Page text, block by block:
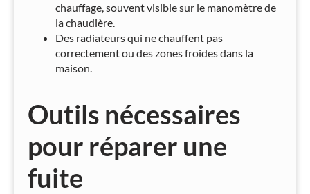
chauffage, souvent visible sur le manomètre de
la chaudière.
Des radiateurs qui ne chauffent pas
correctement ou des zones froides dans la
maison.
Outils nécessaires
pour réparer une
fuite